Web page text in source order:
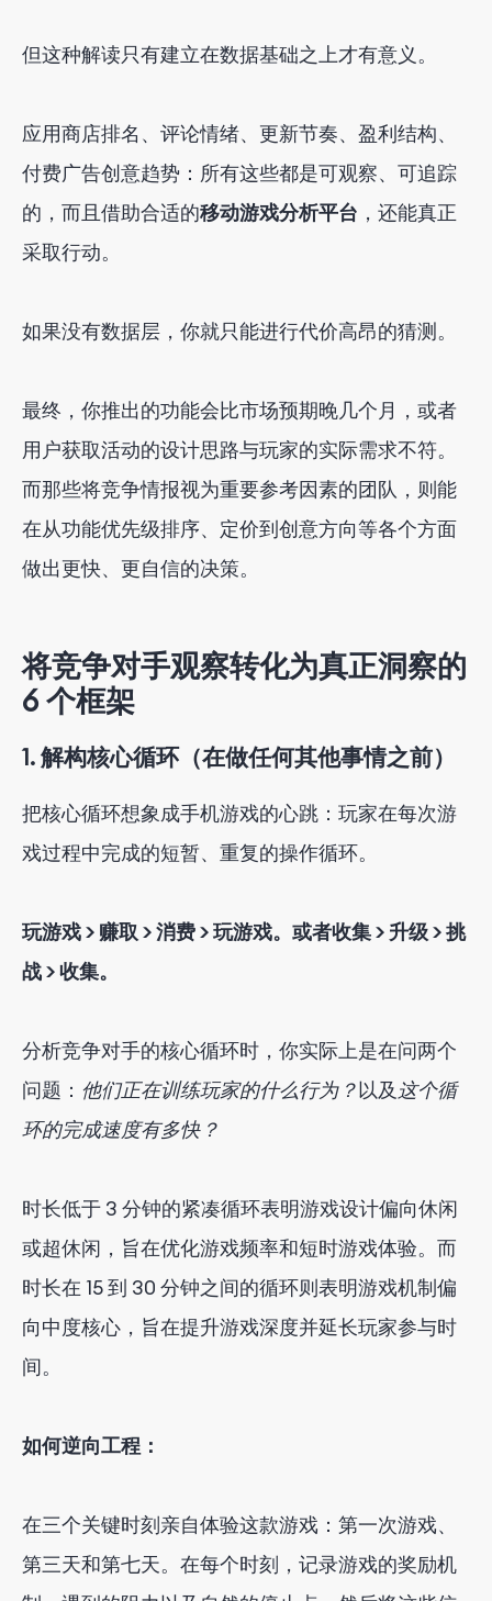
但这种解读只有建立在数据基础之上才有意义。
应用商店排名、评论情绪、更新节奏、盈利结构、
付费广告创意趋势：所有这些都是可观察、可追踪
的，而且借助合适的移动游戏分析平台 ，还能真正
采取行动。
如果没有数据层，你就只能进行代价高昂的猜测。
最终，你推出的功能会比市场预期晚几个月，或者
用户获取活动的设计思路与玩家的实际需求不符。
而那些将竞争情报视为重要参考因素的团队，则能
在从功能优先级排序、定价到创意方向等各个方面
做出更快、更自信的决策。
将竞争对手观察转化为真正洞察的
6 个框架
1. 解构核心循环（在做任何其他事情之前）
把核心循环想象成手机游戏的心跳：玩家在每次游
戏过程中完成的短暂、重复的操作循环。
玩游戏 > 赚取 > 消费 > 玩游戏。或者收集 > 升级 > 挑
战 > 收集。
分析竞争对手的核心循环时，你实际上是在问两个
问题： 他们正在训练玩家的什么行为？以及 这个循
环的完成速度有多快？
时长低于 3 分钟的紧凑循环表明游戏设计偏向休闲
或超休闲，旨在优化游戏频率和短时游戏体验。而
时长在 15 到 30 分钟之间的循环则表明游戏机制偏
向中度核心，旨在提升游戏深度并延长玩家参与时
间。
如何逆向工程：
在三个关键时刻亲自体验这款游戏：第一次游戏、
第三天和第七天。在每个时刻，记录游戏的奖励机